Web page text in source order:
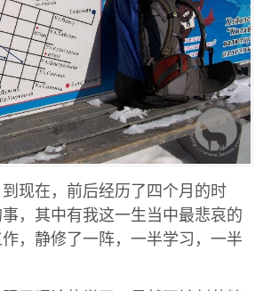
现在，前后经历了四个月的时
，其中有我这一生当中最悲哀的
，静修了一阵，一半学习，一半